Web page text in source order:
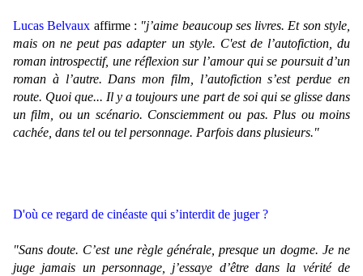
Lucas Belvaux affirme : "j’aime beaucoup ses livres. Et son style,
mais on ne peut pas adapter un style. C'est de l’autofiction, du
roman introspectif, une réflexion sur l’amour qui se poursuit d’un
roman à l’autre. Dans mon film, l’autofiction s’est perdue en
route. Quoi que... Il y a toujours une part de soi qui se glisse dans
un film, ou un scénario. Consciemment ou pas. Plus ou moins
cachée, dans tel ou tel personnage. Parfois dans plusieurs."
D'où ce regard de cinéaste qui s’interdit de juger ?
"Sans doute. C’est une règle générale, presque un dogme. Je ne
juge jamais un personnage, j’essaye d’être dans la vérité de